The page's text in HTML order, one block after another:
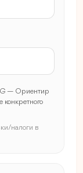
— Ориентир
налоги в